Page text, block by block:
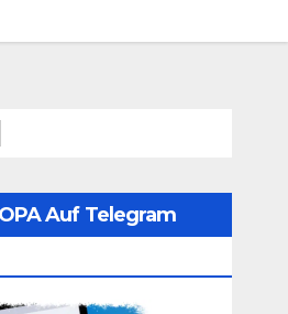
Auf Telegram